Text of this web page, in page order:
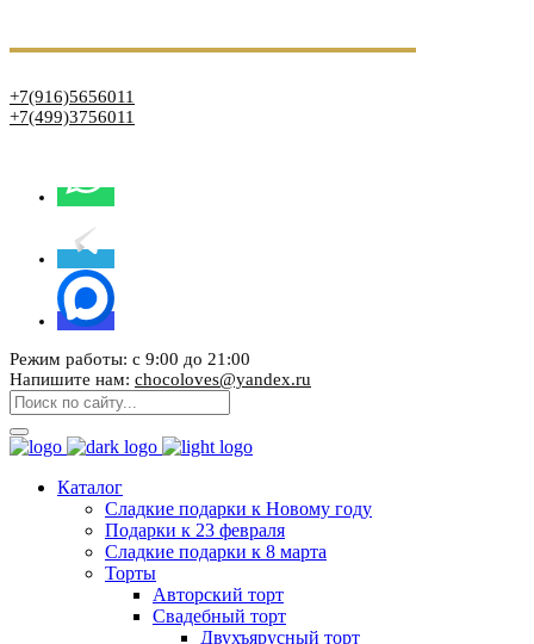
+7(916)5656011
+7(499)3756011
Режим работы: с 9:00 до 21:00
Напишите нам: chocoloves@yandex.ru
Каталог
Сладкие подарки к Новому году
Подарки к 23 февраля
Сладкие подарки к 8 марта
Торты
Авторский торт
Свадебный торт
Двухъярусный торт